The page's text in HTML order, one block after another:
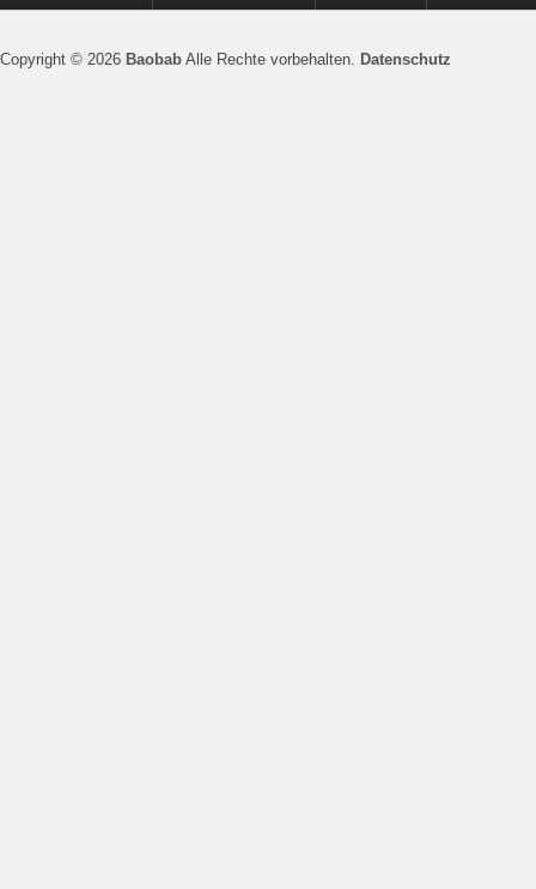
Copyright © 2026 Baobab Alle Rechte vorbehalten. Datenschutz